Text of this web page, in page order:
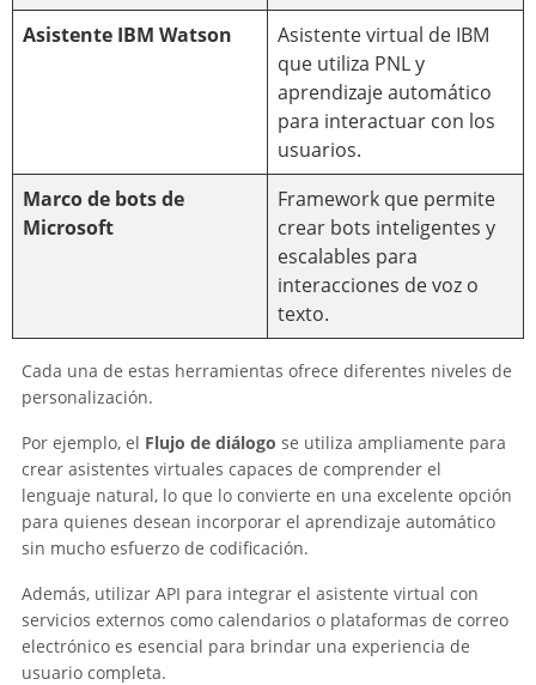
Asistente IBM Watson
Asistente virtual de IBM
que utiliza PNL y
aprendizaje automático
para interactuar con los
usuarios.
Marco de bots de
Microsoft
Framework que permite
crear bots inteligentes y
escalables para
interacciones de voz o
texto.
Cada una de estas herramientas ofrece diferentes niveles de
personalización.
Por ejemplo, el Flujo de diálogo se utiliza ampliamente para
crear asistentes virtuales capaces de comprender el
lenguaje natural, lo que lo convierte en una excelente opción
para quienes desean incorporar el aprendizaje automático
sin mucho esfuerzo de codificación.
Además, utilizar API para integrar el asistente virtual con
servicios externos como calendarios o plataformas de correo
electrónico es esencial para brindar una experiencia de
usuario completa.